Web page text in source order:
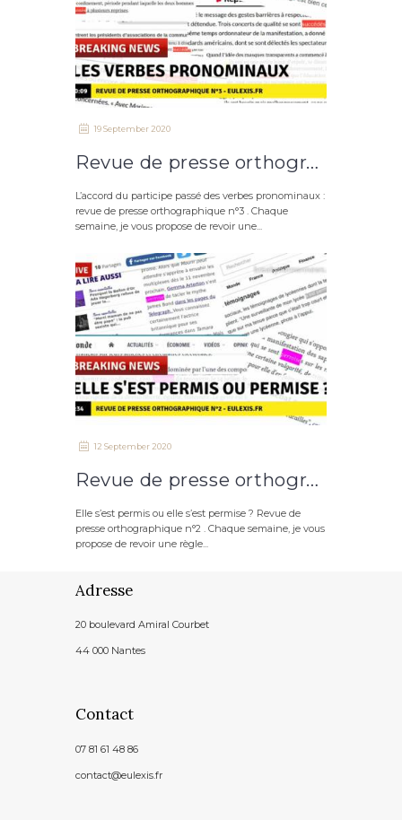
19 September 2020
Revue de presse orthographique n°3 : les verbes pronominaux
L’accord du participe passé des verbes pronominaux :
revue de presse orthographique n°3 . Chaque
semaine, je vous propose de revoir une...
12 September 2020
Revue de presse orthographique n°2 : elle s’est permis ou elle s’est permise
Elle s’est permis ou elle s’est permise ? Revue de
presse orthographique n°2 . Chaque semaine, je vous
propose de revoir une règle...
Adresse
20 boulevard Amiral Courbet
44 000 Nantes
Contact
07 81 61 48 86
contact@eulexis.fr